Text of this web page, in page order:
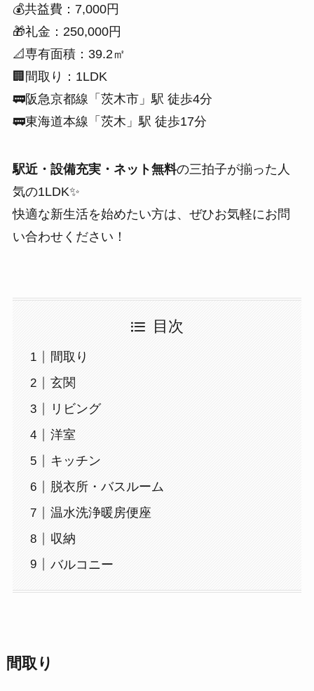
💰共益費：7,000円
🎁礼金：250,000円
📐専有面積：39.2㎡
🏢間取り：1LDK
🚃阪急京都線「茨木市」駅 徒歩4分
🚃東海道本線「茨木」駅 徒歩17分
駅近・設備充実・ネット無料の三拍子が揃った人
気の1LDK✨
快適な新生活を始めたい方は、ぜひお気軽にお問
い合わせください！
目次
間取り
玄関
リビング
洋室
キッチン
脱衣所・バスルーム
温水洗浄暖房便座
収納
バルコニー
間取り